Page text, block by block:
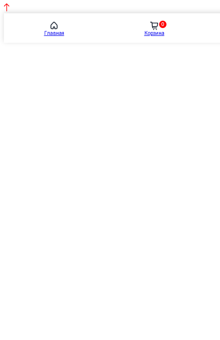
Главная
0
Корзина